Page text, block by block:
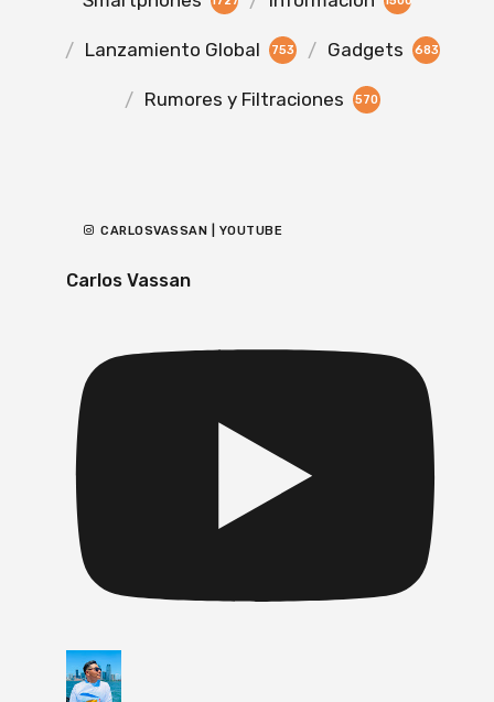
Lanzamiento Global 753 Gadgets 683
Rumores y Filtraciones 570
CARLOSVASSAN | YOUTUBE
Carlos Vassan